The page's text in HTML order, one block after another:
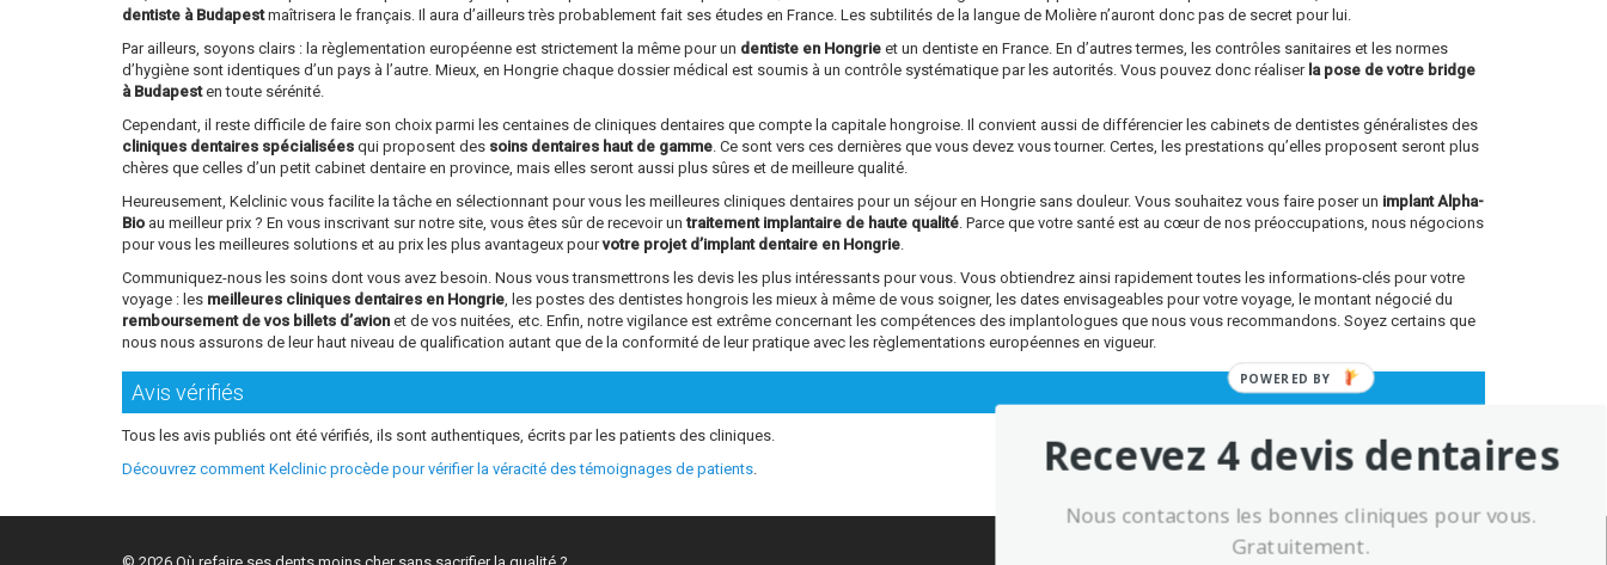
dentiste à Budapestmaîtrisera le français. Il aura d’ailleurs très probablement fait ses études en France. Les subtilités de la langue de Molière n’auront donc pas de secret pour lui.
Par ailleurs, soyons clairs : la règlementation européenne est strictement la même pour un dentiste en Hongrie et un dentiste en France. En d’autres termes, les contrôles sanitaires et les normes
d’hygiène sont identiques d’un pays à l’autre. Mieux, en Hongrie chaque dossier médical est soumis à un contrôle systématique par les autorités. Vous pouvez donc réaliser la pose de votre bridge
à Budapesten toute sérénité.
Cependant, il reste difficile de faire son choix parmi les centaines de cliniques dentaires que compte la capitale hongroise. Il convient aussi de différencier les cabinets de dentistes généralistes des
cliniques dentaires spécialisées qui proposent des soins dentaires haut de gamme. Ce sont vers ces dernières que vous devez vous tourner. Certes, les prestations qu’elles proposent seront plus
chères que celles d’un petit cabinet dentaire en province, mais elles seront aussi plus sûres et de meilleure qualité.
Heureusement, Kelclinic vous facilite la tâche en sélectionnant pour vous les meilleures cliniques dentaires pour un séjour en Hongrie sans douleur. Vous souhaitez vous faire poser un implant Alpha-
Bio au meilleur prix ? En vous inscrivant sur notre site, vous êtes sûr de recevoir untraitement implantaire de haute qualité. Parce que votre santé est au cœur de nos préoccupations, nous négocions
pour vous les meilleures solutions et au prix les plus avantageux pourvotre projet d’implant dentaire en Hongrie.
Communiquez-nous les soins dont vous avez besoin. Nous vous transmettrons les devis les plus intéressants pour vous. Vous obtiendrez ainsi rapidement toutes les informations-clés pour votre
voyage : les meilleures cliniques dentaires en Hongrie, les postes des dentistes hongrois les mieux à même de vous soigner, les dates envisageables pour votre voyage, le montant négocié du
remboursement de vos billets d’avion et de vos nuitées, etc. Enfin, notre vigilance est extrême concernant les compétences des implantologues que nous vous recommandons. Soyez certains que
nous nous assurons de leur haut niveau de qualification autant que de la conformité de leur pratique avec les règlementations européennes en vigueur.
Avis vérifiés
Tous les avis publiés ont été vérifiés, ils sont authentiques, écrits par les patients des cliniques.
Découvrez comment Kelclinic procède pour vérifier la véracité des témoignages de patients. Recevez 4 devis dentaires
Nous contactons les bonnes cliniques pour vous.
Gratuitement.
POWERED BY